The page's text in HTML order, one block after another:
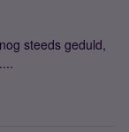
steeds geduld,